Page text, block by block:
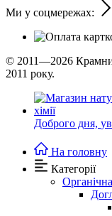
Ми у соцмережах:
© 2011—2026
2011 року.
Доброго дня,
На головну
Категорії